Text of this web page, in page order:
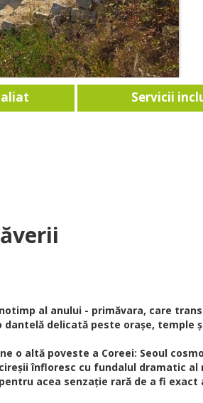
Servicii
al anului - primăvara, care
delicată peste orașe,
o altă poveste a Coreei: Seoul
înfloresc cu fundalul dramatic al
acea senzație rară de a fi exact